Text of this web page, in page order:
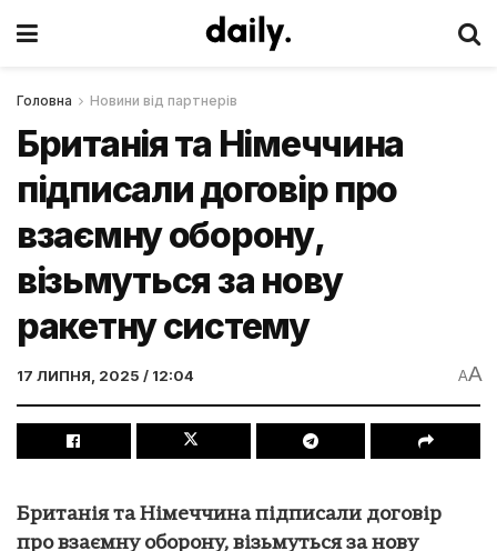
Головна Новини від партнерів
Британія та Німеччина
підписали договір про
взаємну оборону,
візьмуться за нову
ракетну систему
17 ЛИПНЯ, 2025 / 12:04 AA
Британія та Німеччина підписали договір
про взаємну оборону, візьмуться за нову